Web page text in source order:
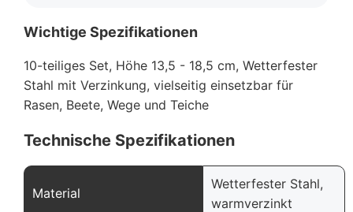
Wichtige Spezifikationen
10-teiliges Set, Höhe 13,5 - 18,5 cm, Wetterfester
Stahl mit Verzinkung, vielseitig einsetzbar für
Rasen, Beete, Wege und Teiche
Technische Spezifikationen
Material
Wetterfester Stahl,
warmverzinkt